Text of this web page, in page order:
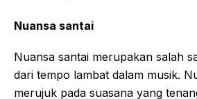
Nuansa santai
Nuansa santai merupakan salah
dari tempo lambat dalam musik.
merujuk pada suasana yang